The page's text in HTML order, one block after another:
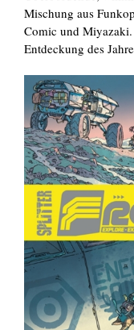
Mischung aus
Comic und
Entdeckung des